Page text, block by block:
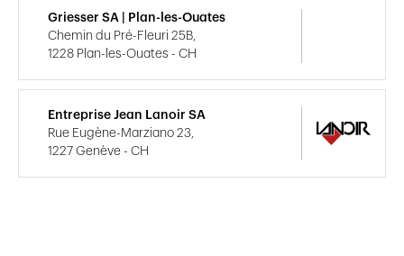
Griesser SA | Plan-les-Ouates
Chemin du Pré-Fleuri 25B,
1228 Plan-les-Ouates - CH
Entreprise Jean Lanoir SA
Rue Eugène-Marziano 23,
1227 Genève - CH